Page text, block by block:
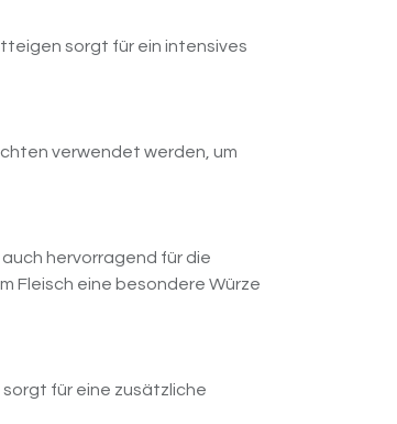
sorgt für ein intensives
verwendet werden, um
hervorragend für die
Fleisch eine besondere Würze
sorgt für eine zusätzliche